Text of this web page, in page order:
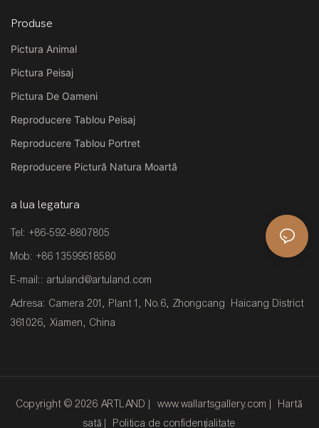
Produse
Pictura Animal
Pictura Peisaj
Pictura De Oameni
Reproducere Tablou Peisaj
Reproducere Tablou Portret
Reproducere Pictură Natura Moartă
a lua legatura
Tel: +86-592-8807805
Mob: +86 13599518580
E-mail:: artuland@artuland.com
Adresa: Camera 201, Plant 1, No.6, Zhongcang Haicang District
361026, Xiamen, China
Copyright © 2026 ARTLAND | www.wallartsgallery.com
Hartă
sată
Politica de confidențialitate